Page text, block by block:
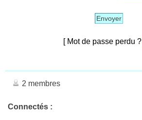
Envoyer
[ Mot de passe perdu ?
2 membres
Connectés :